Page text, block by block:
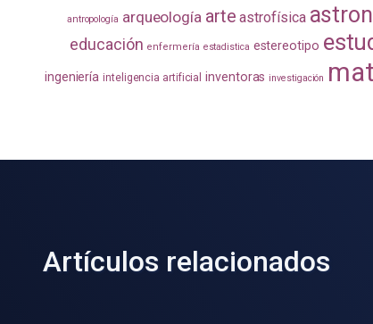
antropología arqueología arte astrofísica
educación enfermería estadistica estereotipo
ingeniería inteligencia artificial inventoras investigación
Artículos relacionados